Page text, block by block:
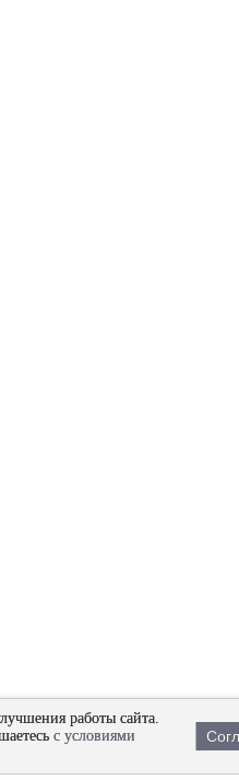
работы сайта.
с условиями